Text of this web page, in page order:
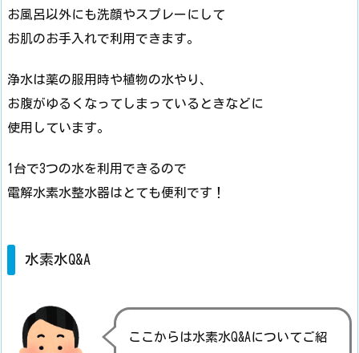
お風呂以外にも洗顔やスプレーにして
お肌のお手入れで利用できます。
浄水は薬の服用時や植物の水やり、
お腹がゆるくなってしまっているときなどに
使用しています。
1台で3つの水を利用できるので
電解水素水整水器はとても便利です！
水素水Q&A
ここからは水素水Q&Aについてご紹